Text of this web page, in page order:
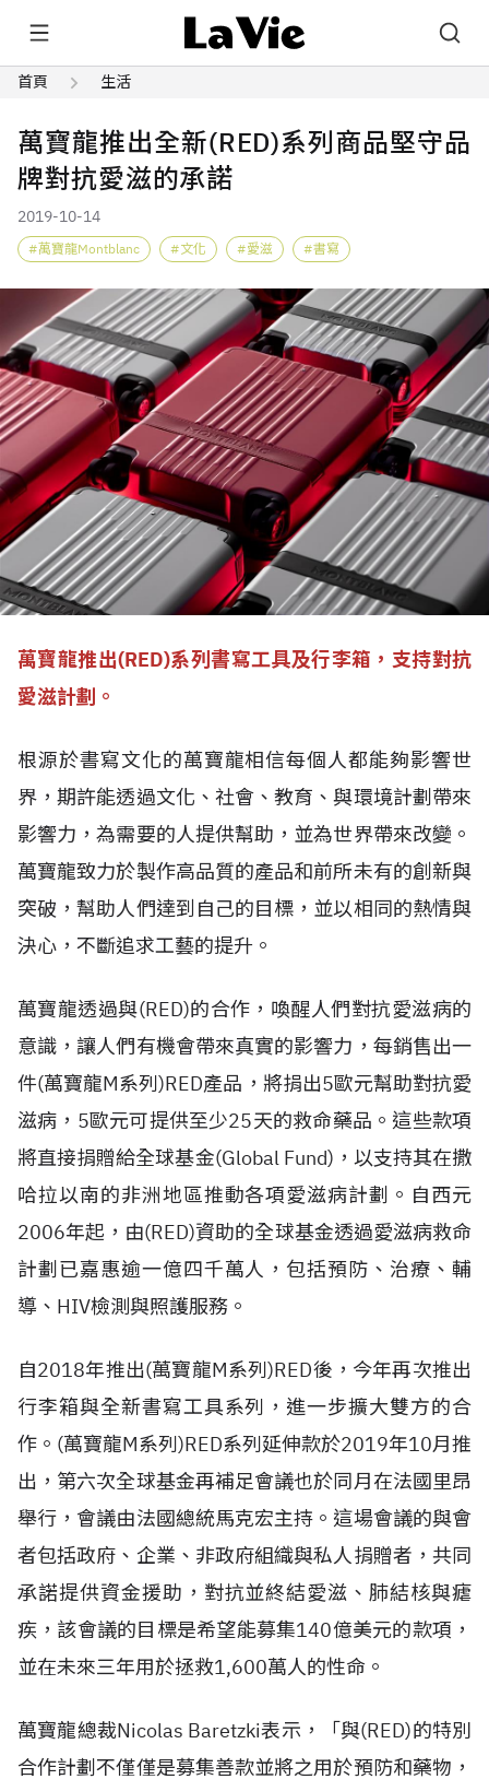
首頁 生活
萬寶龍推出全新(RED)系列商品堅守品
牌對抗愛滋的承諾
2019-10-14
萬寶龍Montblanc 文化 愛滋 書寫
萬寶龍推出(RED)系列書寫工具及行李箱，支持對抗
愛滋計劃。
根源於書寫文化的萬寶龍相信每個人都能夠影響世
界，期許能透過文化、社會、教育、與環境計劃帶來
影響力，為需要的人提供幫助，並為世界帶來改變。
萬寶龍致力於製作高品質的產品和前所未有的創新與
突破，幫助人們達到自己的目標，並以相同的熱情與
決心，不斷追求工藝的提升。
萬寶龍透過與(RED)的合作，喚醒人們對抗愛滋病的
意識，讓人們有機會帶來真實的影響力，每銷售出一
件(萬寶龍M系列)RED產品，將捐出5歐元幫助對抗愛
滋病，5歐元可提供至少25天的救命藥品。這些款項
將直接捐贈給全球基金(Global Fund)，以支持其在撒
哈拉以南的非洲地區推動各項愛滋病計劃。自西元
2006年起，由(RED)資助的全球基金透過愛滋病救命
計劃已嘉惠逾一億四千萬人，包括預防、治療、輔
導、HIV檢測與照護服務。
自2018年推出(萬寶龍M系列)RED後，今年再次推出
行李箱與全新書寫工具系列，進一步擴大雙方的合
作。(萬寶龍M系列)RED系列延伸款於2019年10月推
出，第六次全球基金再補足會議也於同月在法國里昂
舉行，會議由法國總統馬克宏主持。這場會議的與會
者包括政府、企業、非政府組織與私人捐贈者，共同
承諾提供資金援助，對抗並終結愛滋、肺結核與瘧
疾，該會議的目標是希望能募集140億美元的款項，
並在未來三年用於拯救1,600萬人的性命。
萬寶龍總裁Nicolas Baretzki表示，「與(RED)的特別
合作計劃不僅僅是募集善款並將之用於預防和藥物，